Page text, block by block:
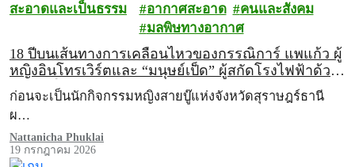
สะอาดและเป็นธรรม
อากาศสะอาด
คนและสังคม
มลพิษทางอากาศ
18 ปีบนเส้นทางการเคลื่อนไหวของกรรณิการ์ แพแก้ว ผู้
หญิงอินโทรเวิร์ตและ “มนุษย์เป็ด” ผู้สกัดโรงไฟฟ้าด้วย
วิธีต่อสู้ในแบบของตัวเอง
ก่อนจะเป็นนักกิจกรรมหญิงสายบู๊แห่งจังหวัดสุราษฎร์ธานี
ผ…
Nattanicha Phuklai
19 กรกฎาคม 2026